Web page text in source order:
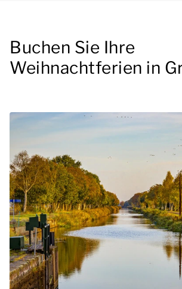
Buchen Sie Ihre
Weihnachtferien in